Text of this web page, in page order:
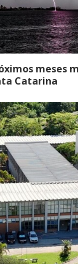
meses
Catarina